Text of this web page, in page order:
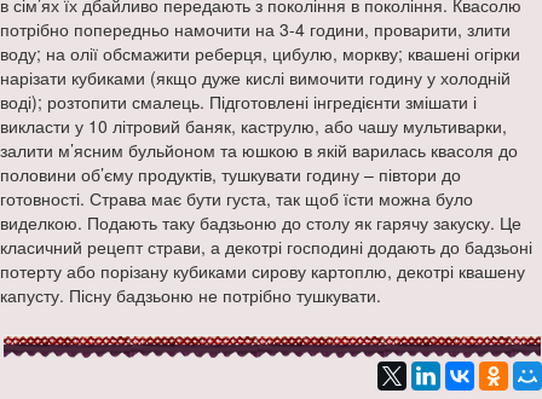
потрібно попередньо намочити на 3-4 години, проварити, злити
воду; на олії обсмажити реберця, цибулю, моркву; квашені огірки
нарізати кубиками (якщо дуже кислі вимочити годину у холодній
воді); розтопити смалець. Підготовлені інгредієнти змішати і
викласти у 10 літровий баняк, каструлю, або чашу мультиварки,
залити м’ясним бульйоном та юшкою в якій варилась квасоля до
половини об’єму продуктів, тушкувати годину – півтори до
готовності. Страва має бути густа, так щоб їсти можна було
виделкою. Подають таку бадзьоню до столу як гарячу закуску. Це
класичний рецепт страви, а декотрі господині додають до бадзьоні
потерту або порізану кубиками сирову картоплю, декотрі квашену
капусту. Пісну бадзьоню не потрібно тушкувати.